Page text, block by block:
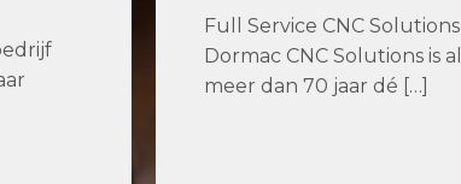
Full Service CNC Solutions
Dormac CNC Solutions is al
meer dan 70 jaar dé […]